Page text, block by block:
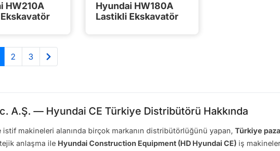
HW210A
Hyundai HW180A
Lastikli Ekskavatör
2 3
A.Ş. — Hyundai CE Türkiye Distribütörü Hakkında
istif makineleri alanında birçok markanın distribütörlüğünü yapan, Türkiye
anlaşma ile Hyundai Construction Equipment (HD Hyundai CE) iş